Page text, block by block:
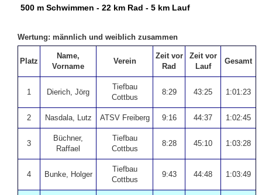
500 m Schwimmen - 22 km Rad - 5 km Lauf
Wertung: männlich und weiblich zusammen
Platz
Name,
Vorname
Verein
Zeit vor
Rad
Zeit vor
Lauf
Gesamt
1 Dierich, Jörg
Tiefbau
Cottbus
8:29 43:25 1:01:23
2 Nasdala, Lutz ATSV Freiberg 9:16 44:37 1:02:45
3
Büchner,
Raffael
Tiefbau
Cottbus
8:28 45:10 1:03:28
4 Bunke, Holger
Tiefbau
Cottbus
9:43 44:48 1:03:49